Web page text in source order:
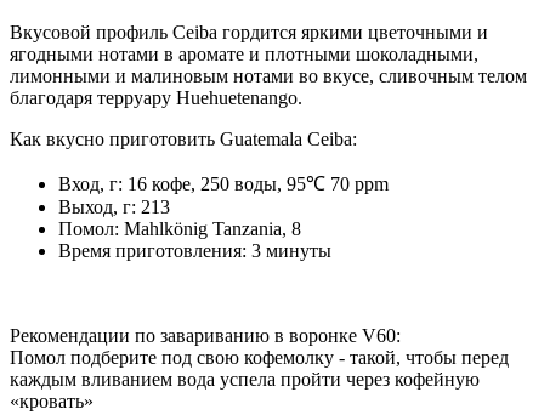
Вкусовой профиль Ceiba гордится яркими цветочными и
ягодными нотами в аромате и плотными шоколадными,
лимонными и малиновым нотами во вкусе, сливочным телом
благодаря терруару Huehuetenango.
Как вкусно приготовить Guatemala Ceiba:
Вход, г: 16 кофе, 250 воды, 95℃ 70 ppm
Выход, г: 213
Помол: Mahlkönig Tanzania, 8
Время приготовления: 3 минуты
Рекомендации по завариванию в воронке V60:
Помол подберите под свою кофемолку - такой, чтобы перед
каждым вливанием вода успела пройти через кофейную
«кровать»